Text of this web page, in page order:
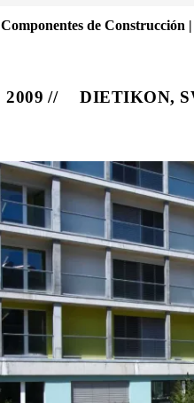
Componentes de Construcción
2009 DIETIKON,